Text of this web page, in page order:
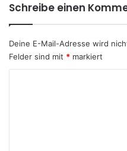
Schreibe einen
Deine E-Mail-Adresse wird
Felder sind mit * markiert